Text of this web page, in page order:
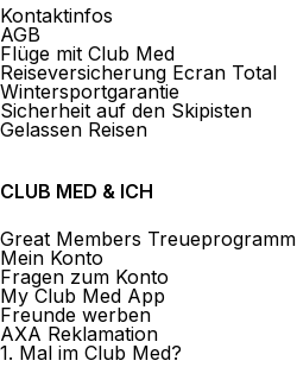
Kontaktinfos
AGB
Flüge mit Club Med
Reiseversicherung Ecran Total
Wintersportgarantie
Sicherheit auf den Skipisten
Gelassen Reisen
CLUB MED & ICH
Great Members Treueprogramm
Mein Konto
Fragen zum Konto
My Club Med App
Freunde werben
AXA Reklamation
1. Mal im Club Med?